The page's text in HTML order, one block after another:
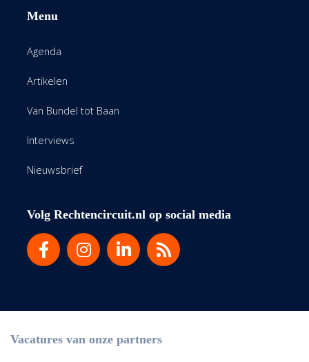
Menu
Agenda
Artikelen
Van Bundel tot Baan
Interviews
Nieuwsbrief
Volg Rechtencircuit.nl op social media
Vacatures van onze partners